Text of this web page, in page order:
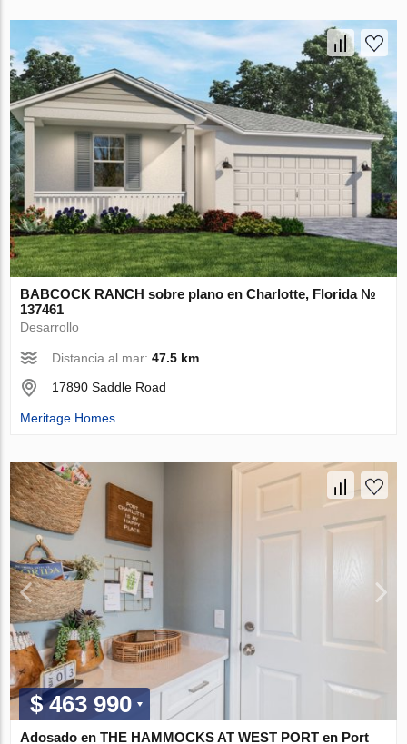
BABCOCK RANCH sobre plano en Charlotte, Florida №
137461
Desarrollo
Distancia al mar:47.5 km
17890 Saddle Road
Meritage Homes
$ 463 990
Adosado en THE HAMMOCKS AT WEST PORT en Port